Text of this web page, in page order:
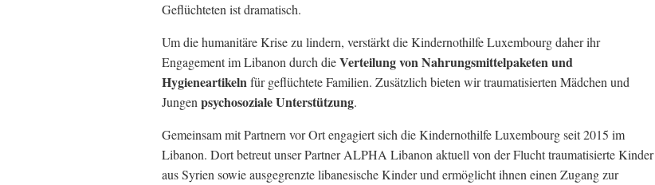
Geflüchteten ist dramatisch.
Um die humanitäre Krise zu lindern, verstärkt die Kindernothilfe Luxembourg daher ihr
Engagement im Libanon durch dieVerteilung von Nahrungsmittelpaketen und
Hygieneartikelnfür geflüchtete Familien. Zusätzlich bieten wir traumatisierten Mädchen und
Jungen psychosoziale Unterstützung.
Gemeinsam mit Partnern vor Ort engagiert sich die Kindernothilfe Luxembourg seit 2015 im
Libanon. Dort betreut unser Partner ALPHA Libanon aktuell von der Flucht traumatisierte Kinder
aus Syrien sowie ausgegrenzte libanesische Kinder und ermöglicht ihnen einen Zugang zur